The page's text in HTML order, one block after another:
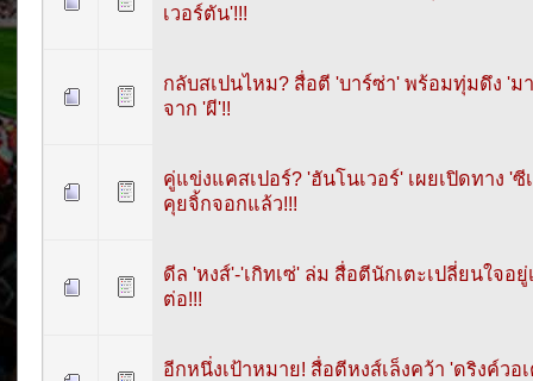
เวอร์ตัน'!!!
กลับสเปนไหม? สื่อตี 'บาร์ซ่า' พร้อมทุ่มดึง 'ม
จาก 'ผี'!!
คู่แข่งแคสเปอร์? 'ฮันโนเวอร์' เผยเปิดทาง 'ซี
คุยจิ้กจอกแล้ว!!!
ดีล 'หงส์'-'เกิทเซ่' ล่ม สื่อตีนักเตะเปลี่ยนใจอยู่
ต่อ!!!
อีกหนึ่งเป้าหมาย! สื่อตีหงส์เล็งคว้า 'ดริงค์วอ